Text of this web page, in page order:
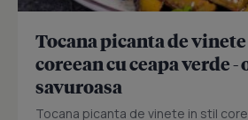
Tocana picanta de
coreean cu ceapa verde -
savuroasa
Tocana picanta de vinete in stil